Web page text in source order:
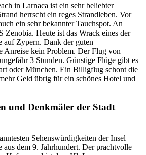
in Larnaca ist ein sehr beliebter
herrscht ein reges Strandleben. Vor
ein sehr bekannter Tauchspot. An
Zenobia. Heute ist das Wrack eines der
auf Zypern. Dank der guten
Anreise kein Problem. Der Flug von
3 Stunden. Günstige Flüge gibt es
oder München. Ein Billigflug schont die
Geld übrig für ein schönes Hotel und
und Denkmäler der Stadt
Sehenswürdigkeiten der Insel
aus dem 9. Jahrhundert. Der prachtvolle